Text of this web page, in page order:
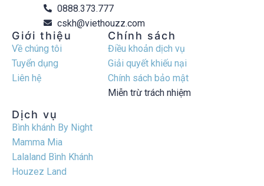
0888.373.777
cskh@viethouzz.com
Giới thiệu
Về chúng tôi
Tuyển dụng
Liên hệ
Chính sách
Điều khoản dịch vụ
Giải quyết khiếu nại
Chính sách bảo mật
Miễn trừ trách nhiệm
Dịch vụ
Bình khánh By Night
Mamma Mia
Lalaland Bình Khánh
Houzez Land